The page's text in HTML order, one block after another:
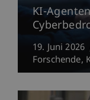
KI-
19. Juni 2026
Forschende